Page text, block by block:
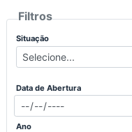
Filtros
Situação
Data de Abertura
Ano